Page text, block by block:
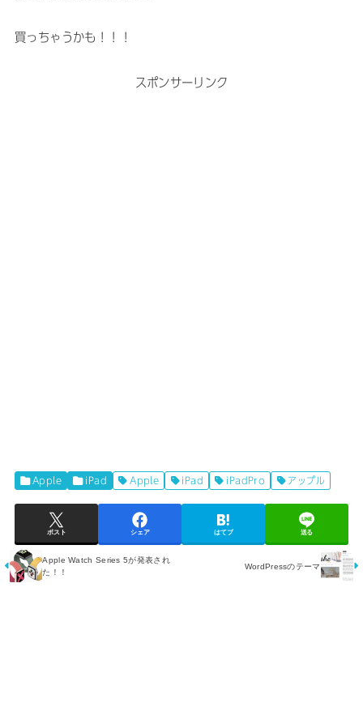
買っちゃうかも！！！
スポンサーリンク
Apple iPad Apple iPad iPadPro アップル
ポスト シェア はてブ 送る
Apple Watch Series 5が発表され
た！！
WordPressのテーマ